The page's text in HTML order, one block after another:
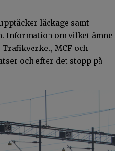
läckage samt
Information om vilket ämne
MCF och
och efter det stopp på